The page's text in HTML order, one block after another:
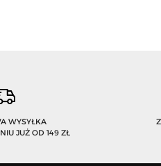
WYSYŁKA
JUŻ OD 149 ZŁ